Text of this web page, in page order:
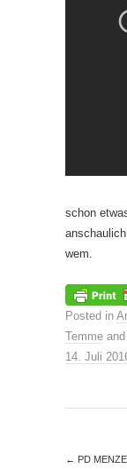
schon
wem.
Posted in
Temme
14. Juli
← PD